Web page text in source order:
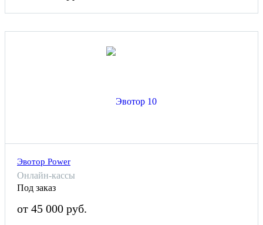
Эвотор Power
Онлайн-кассы
Под заказ
от 45 000 руб.